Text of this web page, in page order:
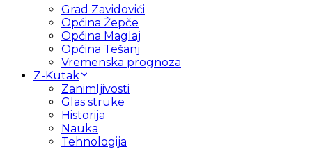
Grad Zavidovići
Općina Žepče
Općina Maglaj
Općina Tešanj
Vremenska prognoza
Z-Kutak
Zanimljivosti
Glas struke
Historija
Nauka
Tehnologija